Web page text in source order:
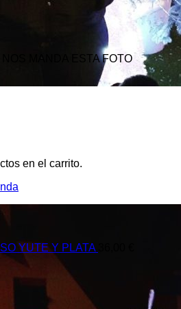
en el carrito.
MANDA ESTA FOTO
YUTE Y PLATA